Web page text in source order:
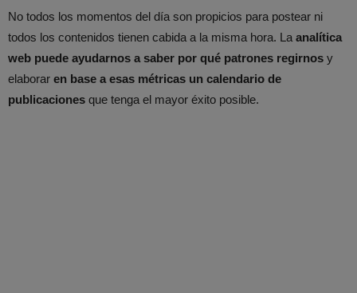
No todos los momentos del día son propicios para postear ni
todos los contenidos tienen cabida a la misma hora. La analítica
web puede ayudarnos a saber por qué patrones regirnos y
elaborar en base a esas métricas un calendario de
publicaciones que tenga el mayor éxito posible.